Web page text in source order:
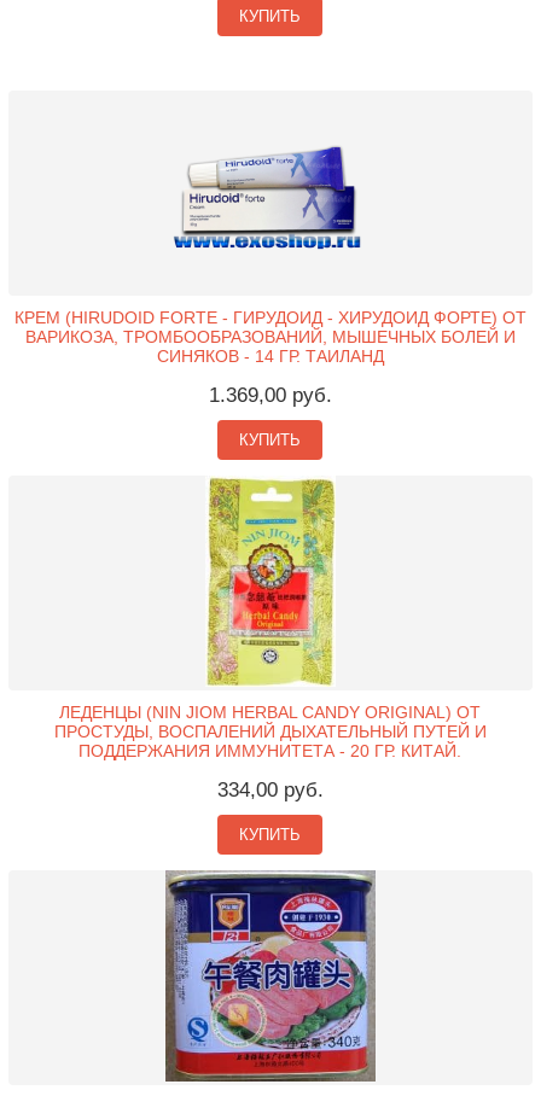
КУПИТЬ
КРЕМ (HIRUDOID FORTE - ГИРУДОИД - ХИРУДОИД ФОРТЕ) ОТ
ВАРИКОЗА, ТРОМБООБРАЗОВАНИЙ, МЫШЕЧНЫХ БОЛЕЙ И
СИНЯКОВ - 14 ГР. ТАИЛАНД
1.369,00 руб.
КУПИТЬ
ЛЕДЕНЦЫ (NIN JIOM HERBAL CANDY ORIGINAL) ОТ
ПРОСТУДЫ, ВОСПАЛЕНИЙ ДЫХАТЕЛЬНЫЙ ПУТЕЙ И
ПОДДЕРЖАНИЯ ИММУНИТЕТА - 20 ГР. КИТАЙ.
334,00 руб.
КУПИТЬ